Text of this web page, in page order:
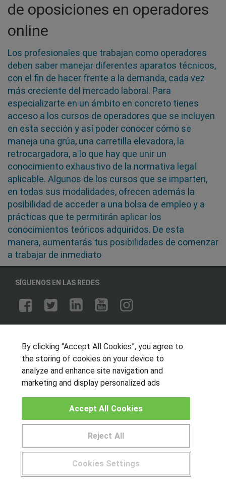
de oposiciones en operadores
online
Los profesionales que trabajan como operadores
deben saber manejar diferentes aparatos técnicos,
con el fin de hacer frente a la demanda, cada vez
más creciente del mercado laboral. Para
especializarte en un ámbito en concreto tienes
acceso a los cursos de operadores que se incluyen
en esta sección y así poder conocer cómo se
maneja una grúa, una carretilla elevadora, la
retrocargadora, a lo que hay que unir un
conocimiento exhaustivo de la normativa legal
aplicable. Algunos de los cursos que se imparten,
en todas sus modalidades, ofrecen además la
posibilidad de acceder a una bolsa de empleo y a
prácticas que te permitirán aplicar los
conocimientos teóricos adquiridos. De esta
manera, aumentarás tus posibilidades de comenzar
a trabajar de inmediato
SÍGUENOS EN LAS REDES
Muro de los idiomas
Hablemos de empleo
Locos por las becas
CENTROS DE FORMACIÓN
Publicar cursos
USUARIOS
By clicking “Accept All Cookies”, you agree to
the storing of cookies on your device to
analyze and enhance site navigation and
marketing and display personalized ads
Cookies Settings
Reject All
Accept All Cookies